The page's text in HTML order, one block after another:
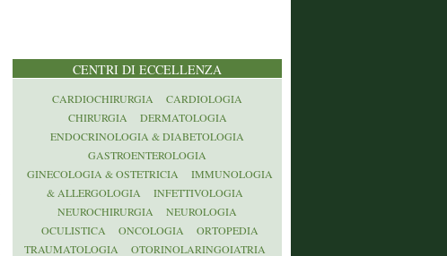
CENTRI DI ECCELLENZA
CARDIOCHIRURGIA
CARDIOLOGIA
CHIRURGIA
DERMATOLOGIA
ENDOCRINOLOGIA & DIABETOLOGIA
GASTROENTEROLOGIA
GINECOLOGIA & OSTETRICIA
IMMUNOLOGIA
& ALLERGOLOGIA
INFETTIVOLOGIA
NEUROCHIRURGIA
NEUROLOGIA
OCULISTICA
ONCOLOGIA
ORTOPEDIA
TRAUMATOLOGIA
OTORINOLARINGOIATRIA